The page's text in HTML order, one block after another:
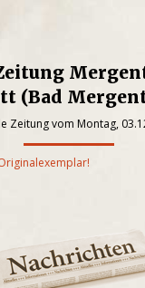
(Bad
Zeitung vom Montag,